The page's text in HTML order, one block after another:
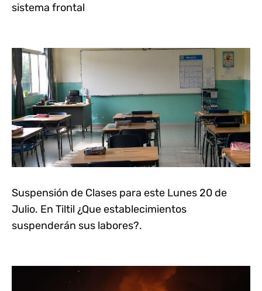
sistema frontal
Suspensión de Clases para este Lunes 20 de
Julio. En Tiltil ¿Que establecimientos
suspenderán sus labores?.